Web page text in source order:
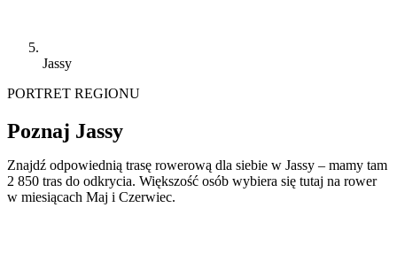
Jassy
PORTRET REGIONU
Poznaj Jassy
Znajdź odpowiednią trasę rowerową dla siebie w Jassy – mamy tam
2 850 tras do odkrycia. Większość osób wybiera się tutaj na rower
w miesiącach Maj i Czerwiec.